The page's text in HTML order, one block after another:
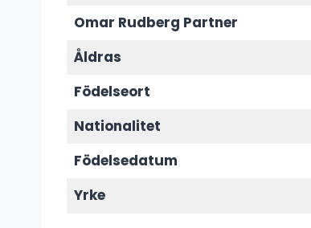
Omar Rudberg Partner
Åldras
Födelseort
Nationalitet
Födelsedatum
Yrke